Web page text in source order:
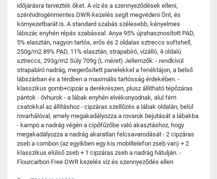
időjárásra tervezték őket. A víz és a szennyeződések elleni,
szénhidrogénmentes DWR-kezelés segít megvédeni Önt, és
környezetbarát is. A standard szabás szélesebb, kényelmes
lábszár, enyhén répás szabással. Anya 95% újrahasznosított PAD,
5% elasztán, nagyon tartós, erős és 2 oldalas sztreccs softshell,
250g/m2 89% PAD, 11% elasztán, strapabíró, vízálló, 4 oldalú
sztreccs, 293g/m2 Súly:709g (L méret) Jellemzők: - rendkívül
strapabíró nadrág, megerősített panelekkel a fenéktájon, a belső
lábszárban és a térdben a maximális tartósság érdekében. -
klasszikus gomb+cipzár a derékrészen, plusz állítható tépőzáras
pántok - övhurok - a lábak enyhén elvékonyodnak, alul fém
csatokkal az állításhoz - cipzáras szellőzés a lábak oldalán, belül
rovarhálóval, amely megakadályozza a rovarok bejutását a lábakba
- kampó a nadrág végén a cipőfűzőbe való akasztáshoz, hogy
megakadályozza a nadrág akaratlan felcsavarodását - 2 cipzáras
zseb a combon (az egyikben egy kis mobiltelefon zseb van) + 2
klasszikus elülső zseb + 1 cipzáras zseb a nadrág hátulján. -
Flourcarbon Free DWR kezelés víz és szennyeződés ellen